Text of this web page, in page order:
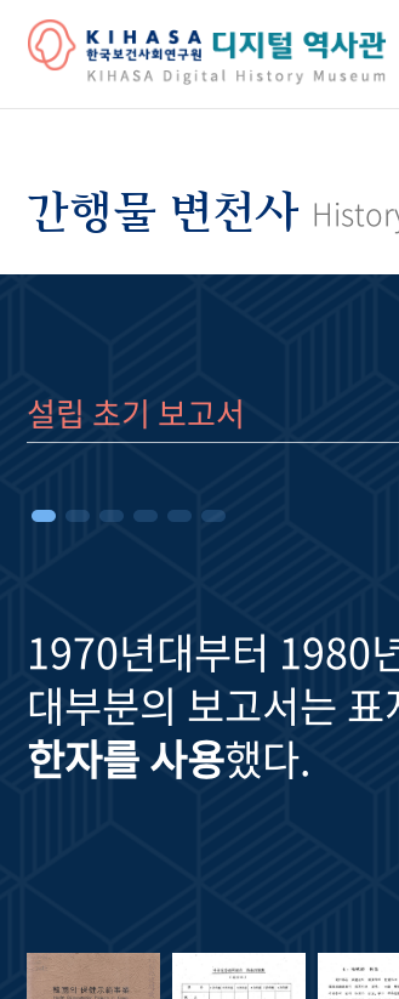
간행물 변천사
설립 초기 보고서
1970년대부터 1980
대부분의 보고서는
한자를 사용했다.